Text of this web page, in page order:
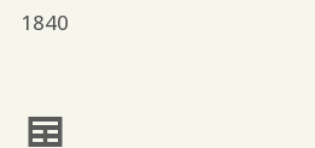
1840